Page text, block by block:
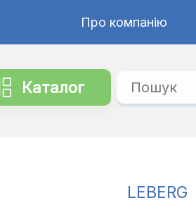
Про компанію
Каталог
LEBERG